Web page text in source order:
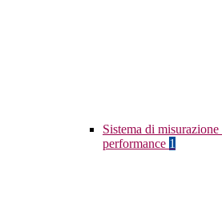
Sistema di
performance 1